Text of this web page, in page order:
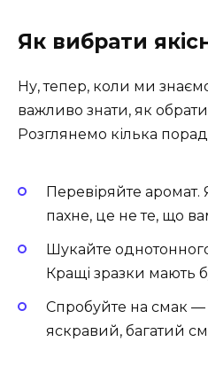
Як вибрати
Ну, тепер, коли ми
важливо знати, як
Розглянемо кілька
Перевіряйте
пахне, це не те, що
Шукайте
Кращі зразки мають
Спробуйте на смак —
яскравий, багатий